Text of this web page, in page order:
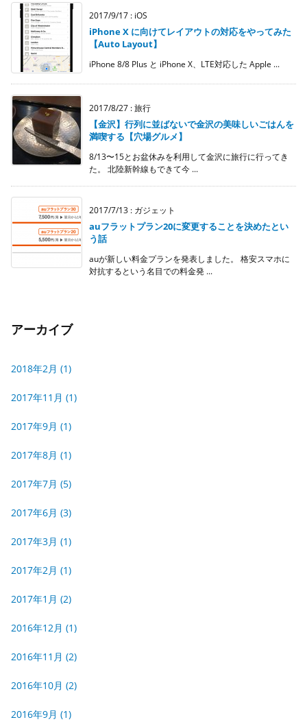
2017/9/17 : iOS
iPhone X に向けてレイアウトの対応をやってみた
【Auto Layout】
iPhone 8/8 Plus と iPhone X、LTE対応した Apple ...
2017/8/27 :旅行
【金沢】行列に並ばないで金沢の美味しいごはんを
満喫する【穴場グルメ】
8/13〜15とお盆休みを利用して金沢に旅行に行ってき
た。 北陸新幹線もできて今 ...
2017/7/13 : ガジェット
auフラットプラン20に変更することを決めたとい
う話
auが新しい料金プランを発表しました。 格安スマホに
対抗するという名目での料金発 ...
アーカイブ
2018年2月 (1)
2017年11月 (1)
2017年9月 (1)
2017年8月 (1)
2017年7月 (5)
2017年6月 (3)
2017年3月 (1)
2017年2月 (1)
2017年1月 (2)
2016年12月 (1)
2016年11月 (2)
2016年10月 (2)
2016年9月 (1)